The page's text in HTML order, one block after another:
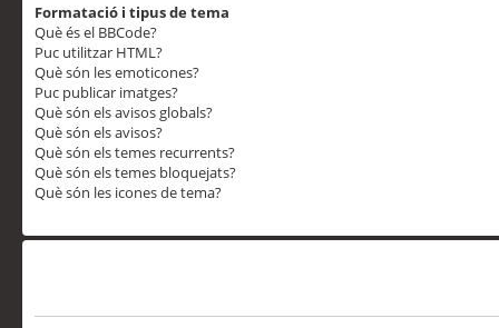
Formatació i tipus de tema
Què és el BBCode?
Puc utilitzar HTML?
Què són les emoticones?
Puc publicar imatges?
Què són els avisos globals?
Què són els avisos?
Què són els temes recurrents?
Què són els temes bloquejats?
Què són les icones de tema?